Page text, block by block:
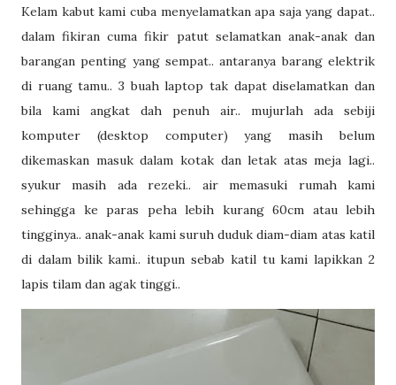
Kelam kabut kami cuba menyelamatkan apa saja yang dapat..
dalam fikiran cuma fikir patut selamatkan anak-anak dan
barangan penting yang sempat.. antaranya barang elektrik
di ruang tamu.. 3 buah laptop tak dapat diselamatkan dan
bila kami angkat dah penuh air.. mujurlah ada sebiji
komputer (desktop computer) yang masih belum
dikemaskan masuk dalam kotak dan letak atas meja lagi..
syukur masih ada rezeki.. air memasuki rumah kami
sehingga ke paras peha lebih kurang 60cm atau lebih
tingginya.. anak-anak kami suruh duduk diam-diam atas katil
di dalam bilik kami.. itupun sebab katil tu kami lapikkan 2
lapis tilam dan agak tinggi..